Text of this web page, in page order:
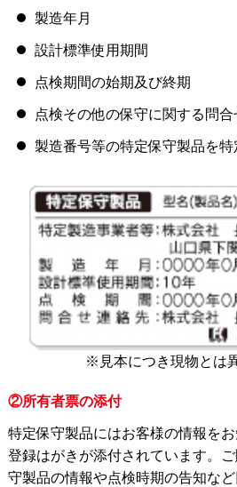
製造年月
設計標準使用期間
点検期間の始期及び終期
点検その他の保守に関する問
製造番号等の特定保守製品を
※見本につき現物とは
②所有者票の添付
特定保守製品にはお客様の情報を
登録はがきが添付されています。
守製品の情報や点検時期の告知な